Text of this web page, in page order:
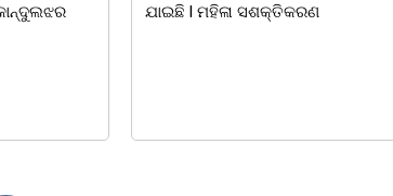
ହୋଇଯାଇଛି। ଡ଼ଃ ପ୍ରଦୀପ ଭୈମିକ ଙ୍କ